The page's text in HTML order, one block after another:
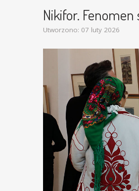
Nikifor.
Utworzono: 07 luty 2026